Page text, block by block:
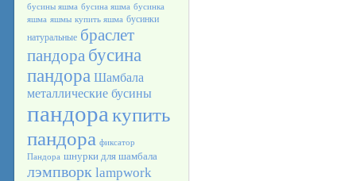
бусины яшма бусина яшма бусинка
яшма яшмы купить яшма бусинки
натуральные браслет
пандора бусина
пандора Шамбала
металлические бусины
пандора купить
пандора фиксатор
Пандора шнурки для шамбала
лэмпворк lampwork